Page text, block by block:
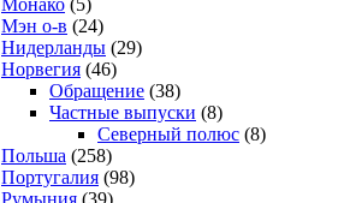
Мэн о-в (24)
Нидерланды (29)
Норвегия (46)
Обращение (38)
Частные выпуски (8)
Северный полюс (8)
Польша (258)
Португалия (98)
Румыния (39)